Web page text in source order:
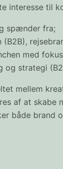
interesse til
spænder fra;
med
og strategi
mellem
af at skabe
både brand